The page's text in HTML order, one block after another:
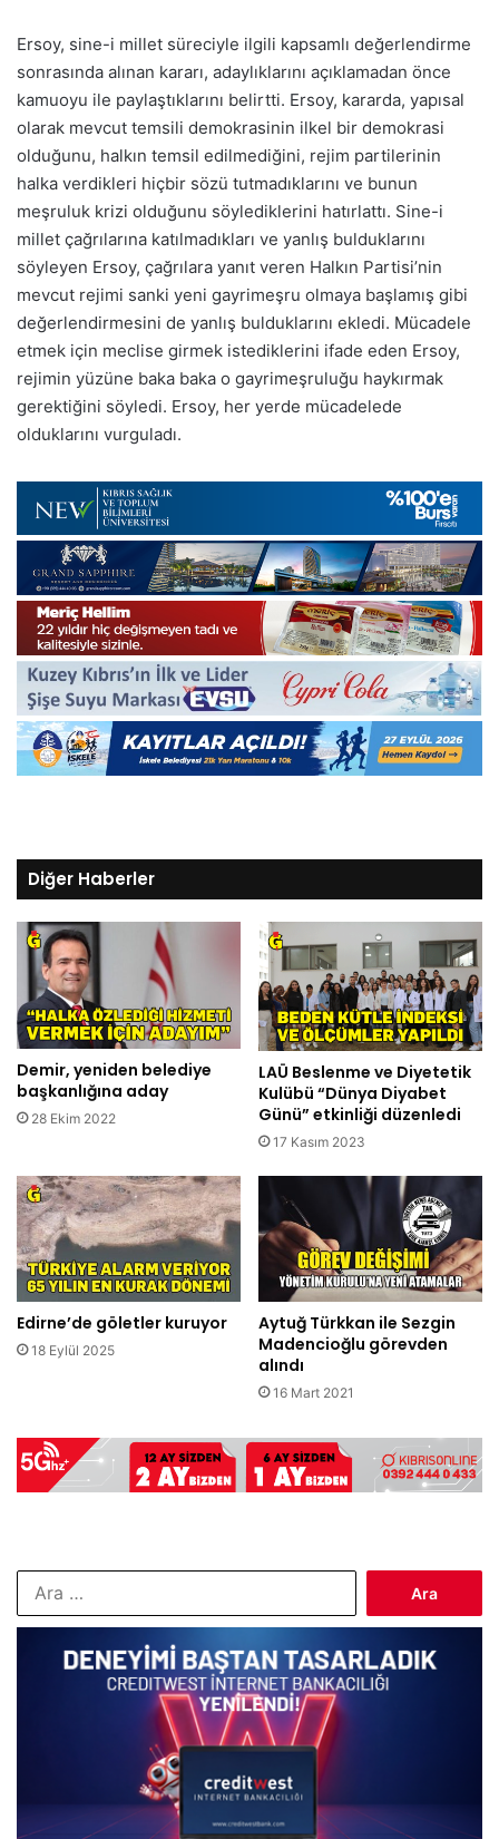
Ersoy, sine-i millet süreciyle ilgili kapsamlı değerlendirme
sonrasında alınan kararı, adaylıklarını açıklamadan önce
kamuoyu ile paylaştıklarını belirtti. Ersoy, kararda, yapısal
olarak mevcut temsili demokrasinin ilkel bir demokrasi
olduğunu, halkın temsil edilmediğini, rejim partilerinin
halka verdikleri hiçbir sözü tutmadıklarını ve bunun
meşruluk krizi olduğunu söylediklerini hatırlattı. Sine-i
millet çağrılarına katılmadıkları ve yanlış bulduklarını
söyleyen Ersoy, çağrılara yanıt veren Halkın Partisi’nin
mevcut rejimi sanki yeni gayrimeşru olmaya başlamış gibi
değerlendirmesini de yanlış bulduklarını ekledi. Mücadele
etmek için meclise girmek istediklerini ifade eden Ersoy,
rejimin yüzüne baka baka o gayrimeşruluğu haykırmak
gerektiğini söyledi. Ersoy, her yerde mücadelede
olduklarını vurguladı.
Diğer Haberler
Demir, yeniden belediye
başkanlığına aday
28 Ekim 2022
LAÜ Beslenme ve Diyetetik
Kulübü “Dünya Diyabet
Günü” etkinliği düzenledi
17 Kasım 2023
Edirne’de göletler kuruyor
18 Eylül 2025
Aytuğ Türkkan ile Sezgin
Madencioğlu görevden
alındı
16 Mart 2021